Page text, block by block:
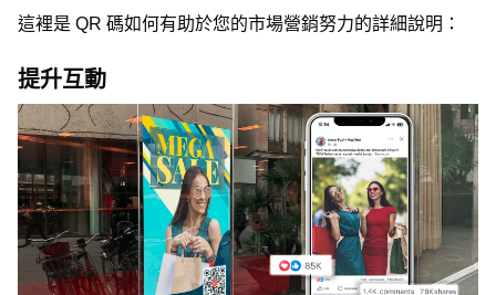
這裡是 QR 碼如何有助於您的市場營銷努力的詳細說明：
提升互動